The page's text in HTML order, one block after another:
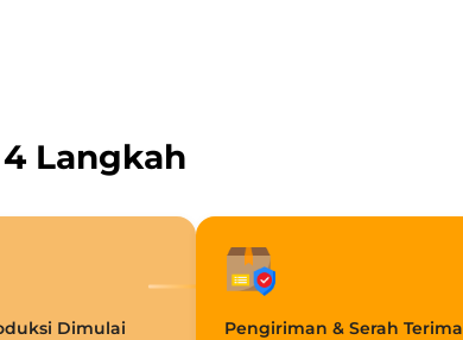
Langkah
Dimulai Pengiriman & Serah Terima